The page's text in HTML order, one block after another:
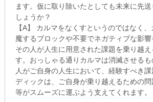
ます。仮に取り除いたとしても未来に先
しょうか？
【A】 カルマをなくすというのではなく
魔するブロックや不要でネガティブな影響
その人が人生に用意された課題を乗り越え
す。おっしゃる通りカルマは消滅させる
人がご自身の人生において、経験すべき
ディックは、ご自身が乗り越えるための
等がスムーズに運ぶよう支えてくれます。